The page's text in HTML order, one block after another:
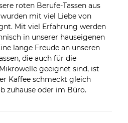
roten Berufe-Tassen aus
mit viel Liebe von
Mit viel Erfahrung werden
in unserer hauseigenen
lange Freude an unseren
die auch für die
geeignet sind, ist
Kaffee schmeckt gleich
zuhause oder im Büro.